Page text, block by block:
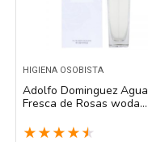
HIGIENA OSOBISTA
Adolfo Dominguez Agua
Fresca de Rosas woda
★ ★ ★ ★ ★